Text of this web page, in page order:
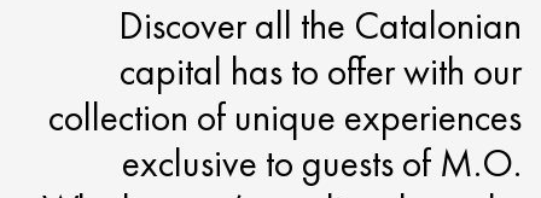
Discover all the Catalonian
capital has to offer with our
collection of unique experiences
exclusive to guests of M.O.